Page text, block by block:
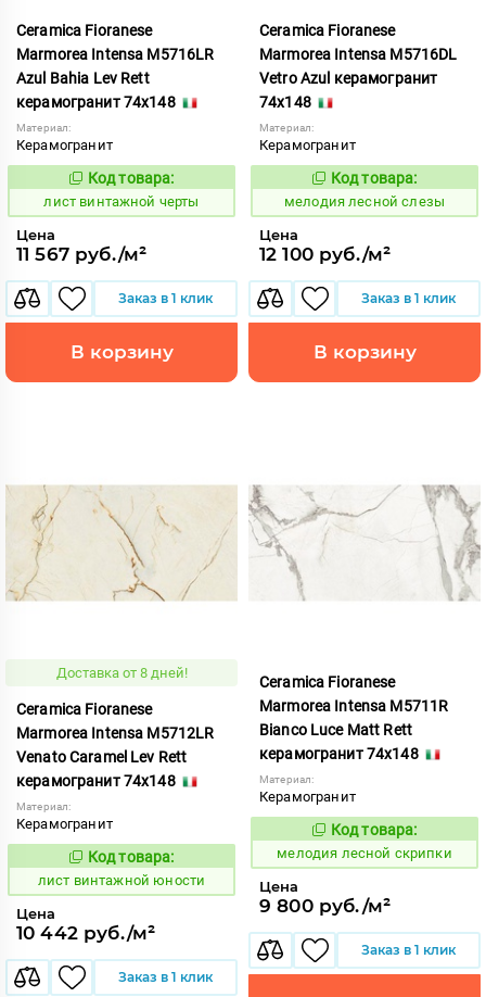
Ceramica Fioranese
Marmorea Intensa M5716LR
Azul Bahia Lev Rett
керамогранит 74x148
Материал:
Керамогранит
876995
Код товара:
лист винтажной черты
Цена
11 567 руб./м²
Заказ в 1 клик
В корзину
Ceramica Fioranese
Marmorea Intensa M5716DL
Vetro Azul керамогранит
74x148
Материал:
Керамогранит
958971
Код товара:
мелодия лесной слезы
Цена
12 100 руб./м²
Заказ в 1 клик
В корзину
Доставка от 8 дней!
Ceramica Fioranese
Marmorea Intensa M5712LR
Venato Caramel Lev Rett
керамогранит 74x148
Материал:
Керамогранит
876998
Код товара:
лист винтажной юности
Цена
10 442 руб./м²
Заказ в 1 клик
Ceramica Fioranese
Marmorea Intensa M5711R
Bianco Luce Matt Rett
керамогранит 74x148
Материал:
Керамогранит
958967
Код товара:
мелодия лесной скрипки
Цена
9 800 руб./м²
Заказ в 1 клик